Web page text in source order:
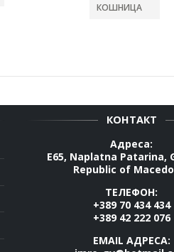
КОШНИЦА
КОНТАКТ
Адреса:
E65, Naplatna Patarina,
Republic of
ТЕЛЕФОН:
+389 70 434 434
+389 42 222 076
EMAIL АДРЕСА: